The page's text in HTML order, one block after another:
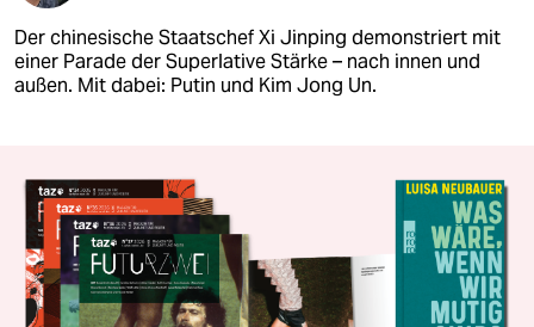
Der chinesische Staatschef Xi Jinping demonstriert mit
einer Parade der Superlative Stärke – nach innen und
außen. Mit dabei: Putin und Kim Jong Un.